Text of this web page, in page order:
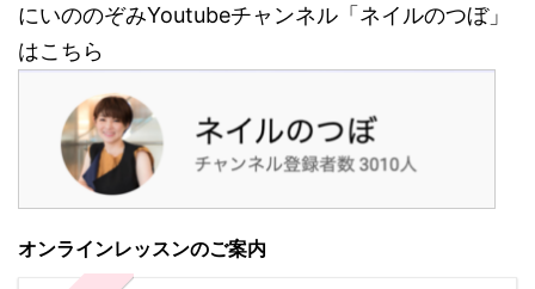
にいののぞみYoutubeチャンネル「ネイルのつぼ」
はこちら
オンラインレッスンのご案内